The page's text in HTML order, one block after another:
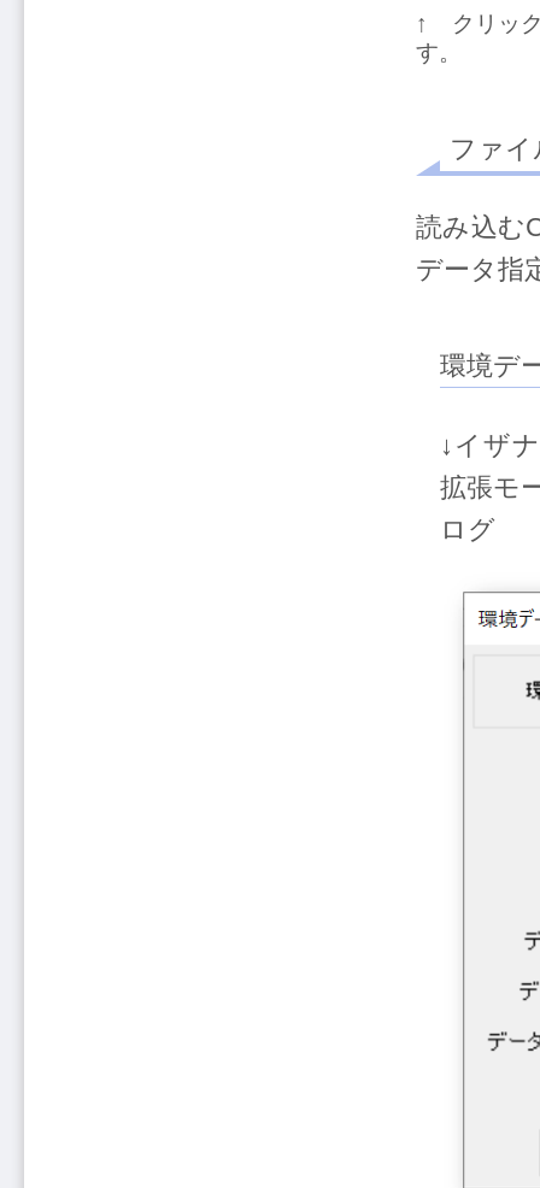
↑ クリック
す。
ファイ
読み込む
データ指
環境デ
↓イザ
拡張モ
ログ